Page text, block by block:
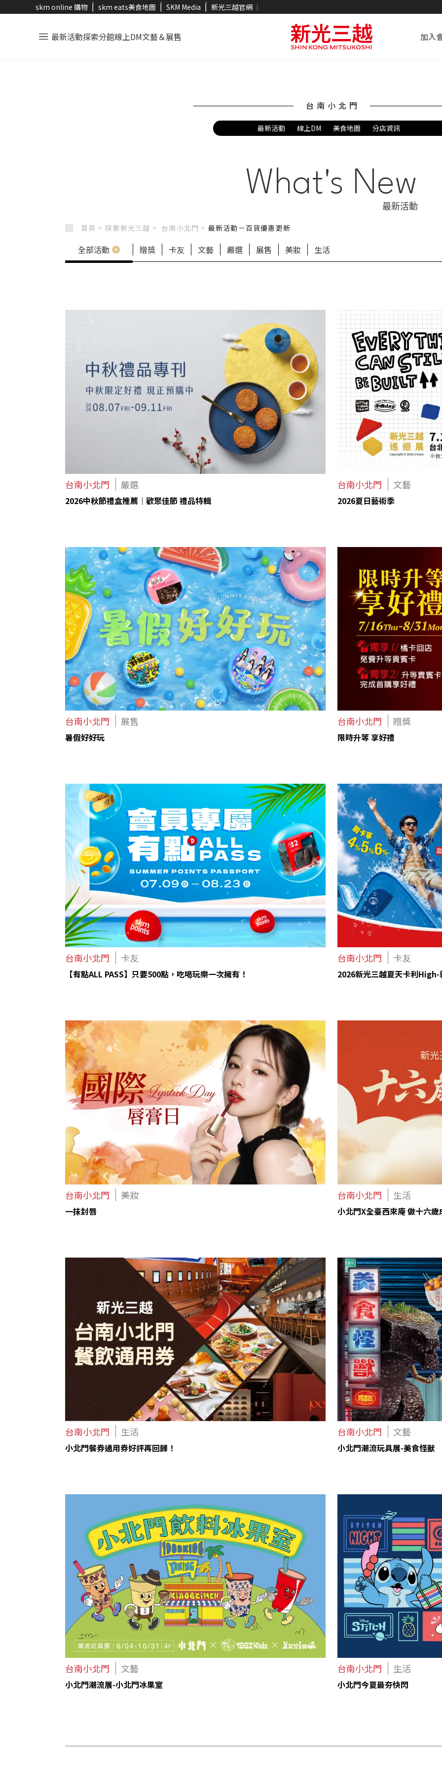
skm online 購物 skm eats美食地圖 SKM Media 新光三越官網
最新活動探索分館線上DM文藝＆展售 加入
台南小北門
最新活動 線上DM 美食地圖 分店資訊
What's New
最新活動
首頁 > 探索新光三越 > 台南小北門 > 最新活動－百貨優惠更新
全部活動 贈獎 卡友 文藝 嚴選 展售 美妝 生活
台南小北門 嚴選
2026中秋節禮盒推薦｜歡聚佳節 禮品特輯
台南小北門 文藝
2026夏日藝術季
台南小北門 展售
暑假好好玩
台南小北門 贈獎
限時升等 享好禮
台南小北門 卡友
【有點ALL PASS】只要500點，吃喝玩樂一次擁有！
台南小北門 卡友
2026新光三越夏天卡利High-
台南小北門 美妝
一抹封唇
台南小北門 生活
小北門X全臺西來庵 做十六歲
台南小北門 生活
小北門餐券通用券好評再回歸！
台南小北門 文藝
小北門潮流玩具展-美食怪獸
台南小北門 文藝
小北門潮流展-小北門冰果室
台南小北門 生活
小北門今夏最夯快閃